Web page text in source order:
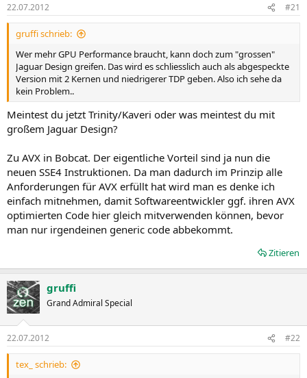
22.07.2012 #21
gruffi schrieb:
Wer mehr GPU Performance braucht, kann doch zum "grossen"
Jaguar Design greifen. Das wird es schliesslich auch als abgespeckte
Version mit 2 Kernen und niedrigerer TDP geben. Also ich sehe da
kein Problem..
Meintest du jetzt Trinity/Kaveri oder was meintest du mit
großem Jaguar Design?
Zu AVX in Bobcat. Der eigentliche Vorteil sind ja nun die
neuen SSE4 Instruktionen. Da man dadurch im Prinzip alle
Anforderungen für AVX erfüllt hat wird man es denke ich
einfach mitnehmen, damit Softwareentwickler ggf. ihren AVX
optimierten Code hier gleich mitverwenden können, bevor
man nur irgendeinen generic code abbekommt.
Zitieren
gruffi
Grand Admiral Special
22.07.2012 #22
tex_ schrieb: